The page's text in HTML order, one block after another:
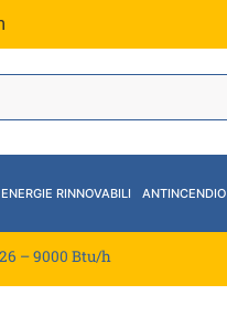
ENERGIE RINNOVABILI ANTINCENDIO
– 9000 Btu/h